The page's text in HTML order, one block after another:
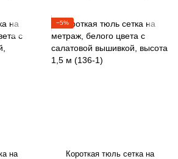
на
−5%
Короткая тюль сетка на